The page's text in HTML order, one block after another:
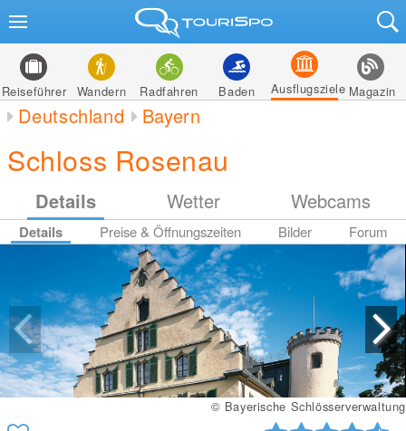
Reiseführer Wandern Radfahren Baden Ausflugsziele Magazin
Deutschland Bayern
Schloss Rosenau
Details Wetter Webcams
Details Preise & Öffnungszeiten Bilder Forum
© Bayerische Schlösserverwaltung